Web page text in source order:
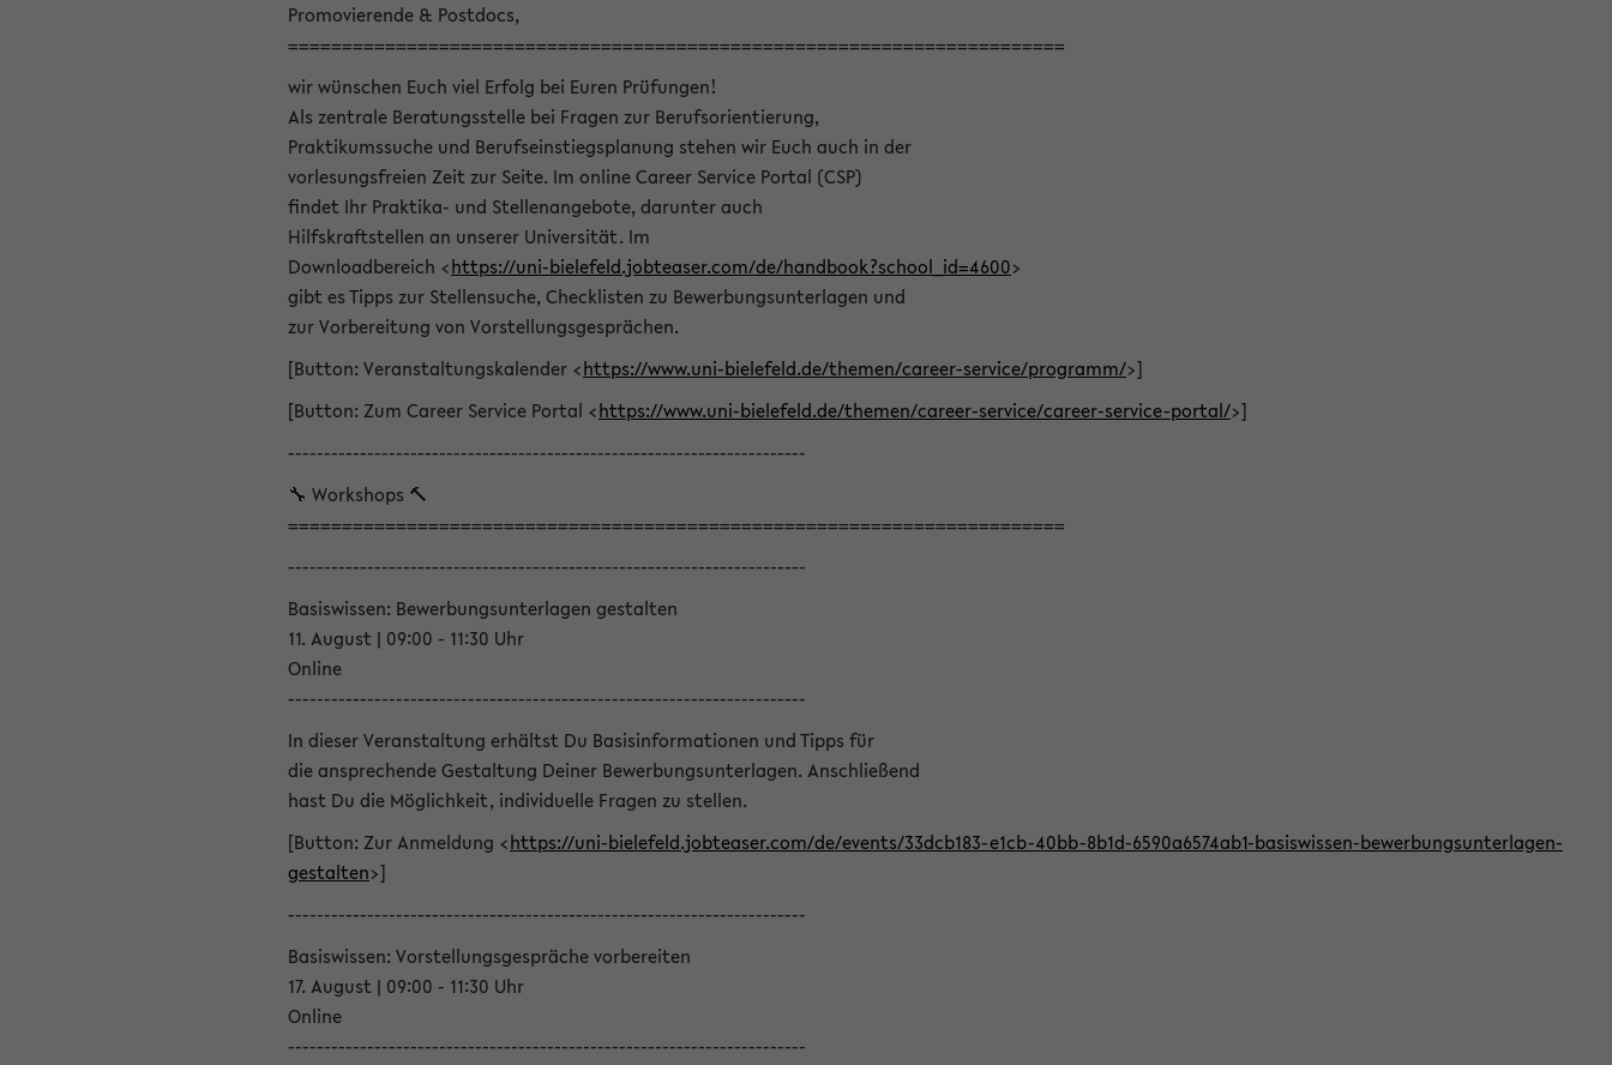
Promovierende & Postdocs,
========================================================================
wir wünschen Euch viel Erfolg bei Euren Prüfungen!
Als zentrale Beratungsstelle bei Fragen zur Berufsorientierung,
Praktikumssuche und Berufseinstiegsplanung stehen wir Euch auch in der
vorlesungsfreien Zeit zur Seite. Im online Career Service Portal (CSP)
findet Ihr Praktika- und Stellenangebote, darunter auch
Hilfskraftstellen an unserer Universität. Im
Downloadbereich <https://uni-bielefeld.jobteaser.com/de/handbook?school_id=4600>
gibt es Tipps zur Stellensuche, Checklisten zu Bewerbungsunterlagen und
zur Vorbereitung von Vorstellungsgesprächen.
[Button: Veranstaltungskalender <https://www.uni-bielefeld.de/themen/career-service/programm/>]
[Button: Zum Career Service Portal <https://www.uni-bielefeld.de/themen/career-service/career-service-portal/>]
------------------------------------------------------------------------
🔧 Workshops 🔨
========================================================================
------------------------------------------------------------------------
Basiswissen: Bewerbungsunterlagen gestalten
11. August | 09:00 - 11:30 Uhr
Online
------------------------------------------------------------------------
In dieser Veranstaltung erhältst Du Basisinformationen und Tipps für
die ansprechende Gestaltung Deiner Bewerbungsunterlagen. Anschließend
hast Du die Möglichkeit, individuelle Fragen zu stellen.
[Button: Zur Anmeldung <https://uni-bielefeld.jobteaser.com/de/events/33dcb183-e1cb-40bb-8b1d-6590a6574ab1-basiswissen-bewerbungsunterlagen-
gestalten>]
------------------------------------------------------------------------
Basiswissen: Vorstellungsgespräche vorbereiten
17. August | 09:00 - 11:30 Uhr
Online
------------------------------------------------------------------------